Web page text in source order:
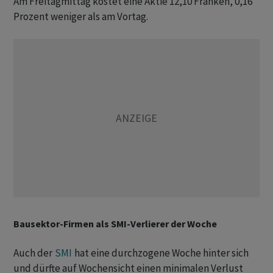
Prozent weniger als am Vortag.
Bausektor-Firmen als SMI-Verlierer der Woche
Auch der SMI hat eine durchzogene Woche hinter sich
und dürfte auf Wochensicht einen minimalen Verlust